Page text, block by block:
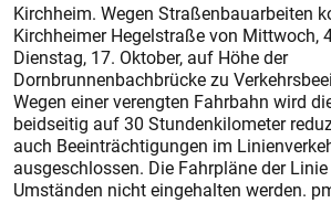
Kirchheim. Wegen Straßenbauarbeiten
Kirchheimer Hegelstraße von Mittwoch,
Dienstag, 17. Oktober, auf Höhe der
Dornbrunnenbachbrücke zu
Wegen einer verengten Fahrbahn wird
beidseitig auf 30 Stundenkilometer
auch Beeinträchtigungen im
ausgeschlossen. Die Fahrpläne der
Umständen nicht eingehalten werden.